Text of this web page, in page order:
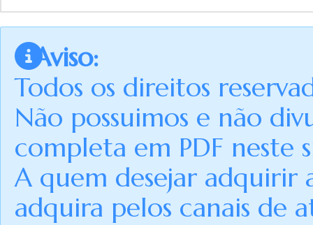
Aviso:
Todos os direitos
Não possuimos e não
completa em PDF neste
A quem desejar adquirir
adquira pelos canais de